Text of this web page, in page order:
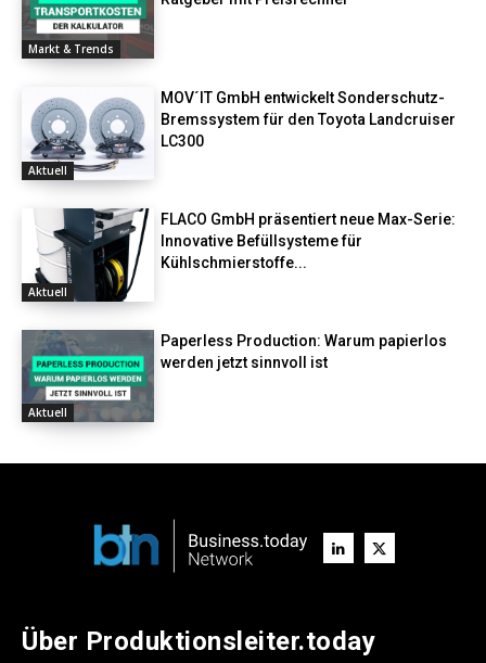
Markt & Trends
Aktuell
MOV´IT GmbH entwickelt Sonderschutz-
Bremssystem für den Toyota Landcruiser
LC300
Aktuell
FLACO GmbH präsentiert neue Max-Serie:
Innovative Befüllsysteme für
Kühlschmierstoffe...
Aktuell
Paperless Production: Warum papierlos
werden jetzt sinnvoll ist
Über Produktionsleiter.today